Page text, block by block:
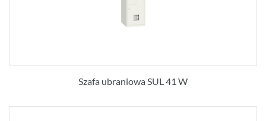
Szafa ubraniowa SUL 41 W